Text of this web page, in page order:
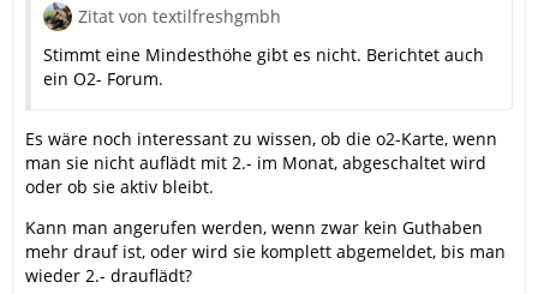
Zitat von textilfreshgmbh
Stimmt eine Mindesthöhe gibt es nicht. Berichtet auch
ein O2- Forum.
Es wäre noch interessant zu wissen, ob die o2-Karte, wenn
man sie nicht auflädt mit 2.- im Monat, abgeschaltet wird
oder ob sie aktiv bleibt.
Kann man angerufen werden, wenn zwar kein Guthaben
mehr drauf ist, oder wird sie komplett abgemeldet, bis man
wieder 2.- drauflädt?